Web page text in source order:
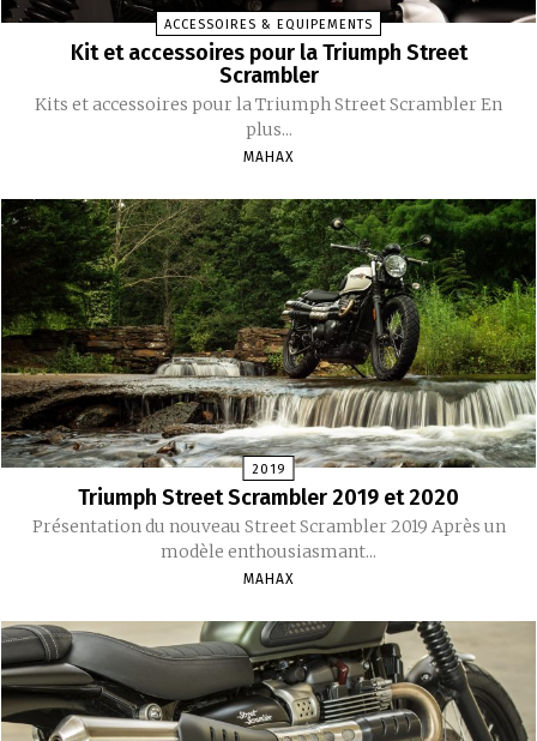
ACCESSOIRES & EQUIPEMENTS
Kit et accessoires pour la Triumph Street
Scrambler
Kits et accessoires pour la Triumph Street Scrambler En
plus...
MAHAX
2019
Triumph Street Scrambler 2019 et 2020
Présentation du nouveau Street Scrambler 2019 Après un
modèle enthousiasmant...
MAHAX